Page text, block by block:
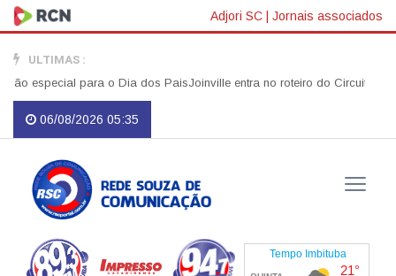
Adjori SC | Jornais associados
ULTIMAS :
para o Dia dos PaisJoinville entra no roteiro do Circuito Banco
06/08/2026 05:35